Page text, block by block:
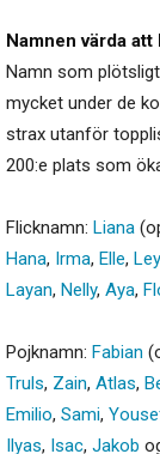
Namnen värda
Namn som
mycket under de
strax utanför
200:e plats som
Flicknamn: Liana
Hana, Irma, Elle,
Layan, Nelly, Aya,
Pojknamn: Fabian
Truls, Zain, Atlas,
Emilio, Sami,
Ilyas, Isac, Jakob